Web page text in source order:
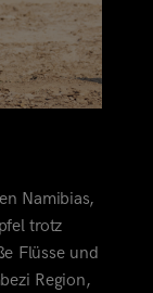
Namibias,
trotz
Flüsse und
Region,